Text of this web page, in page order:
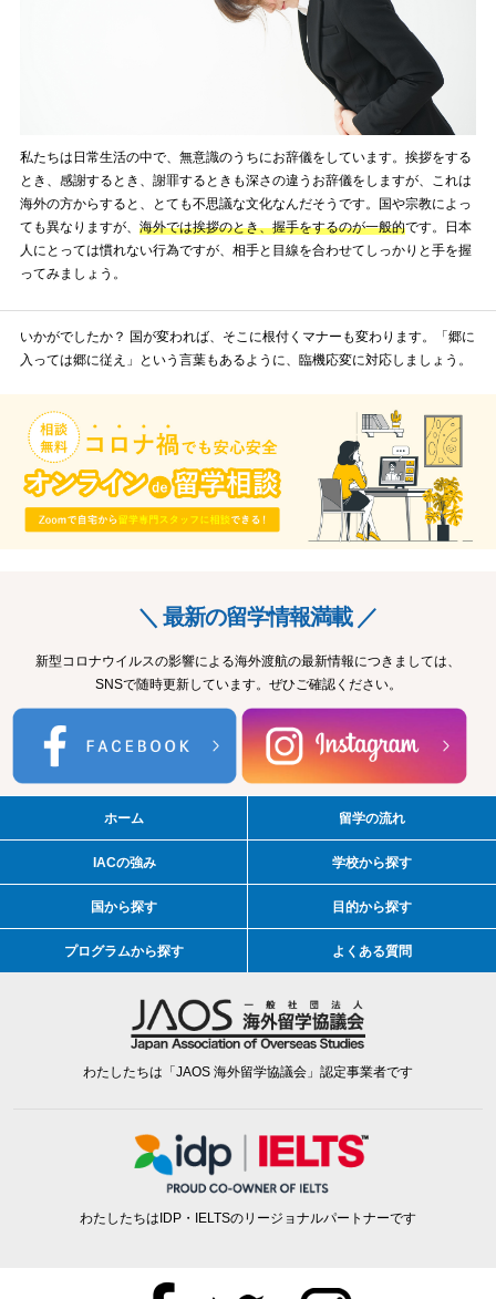
私たちは日常生活の中で、無意識のうちにお辞儀をしています。挨拶をする
とき、感謝するとき、謝罪するときも深さの違うお辞儀をしますが、これは
海外の方からすると、とても不思議な文化なんだそうです。国や宗教によっ
ても異なりますが、 海外では挨拶のとき、握手をするのが一般的です。日本
人にとっては慣れない行為ですが、相手と目線を合わせてしっかりと手を握
ってみましょう。
いかがでしたか？ 国が変われば、そこに根付くマナーも変わります。「郷に
入っては郷に従え」という言葉もあるように、臨機応変に対応しましょう。
＼ 最新の留学情報満載 ／
新型コロナウイルスの影響による海外渡航の最新情報につきましては、
SNSで随時更新しています。ぜひご確認ください。
ホーム 留学の流れ
IACの強み 学校から探す
国から探す 目的から探す
プログラムから探す よくある質問
わたしたちは「JAOS 海外留学協議会」認定事業者です
わたしたちはIDP・IELTSのリージョナルパートナーです